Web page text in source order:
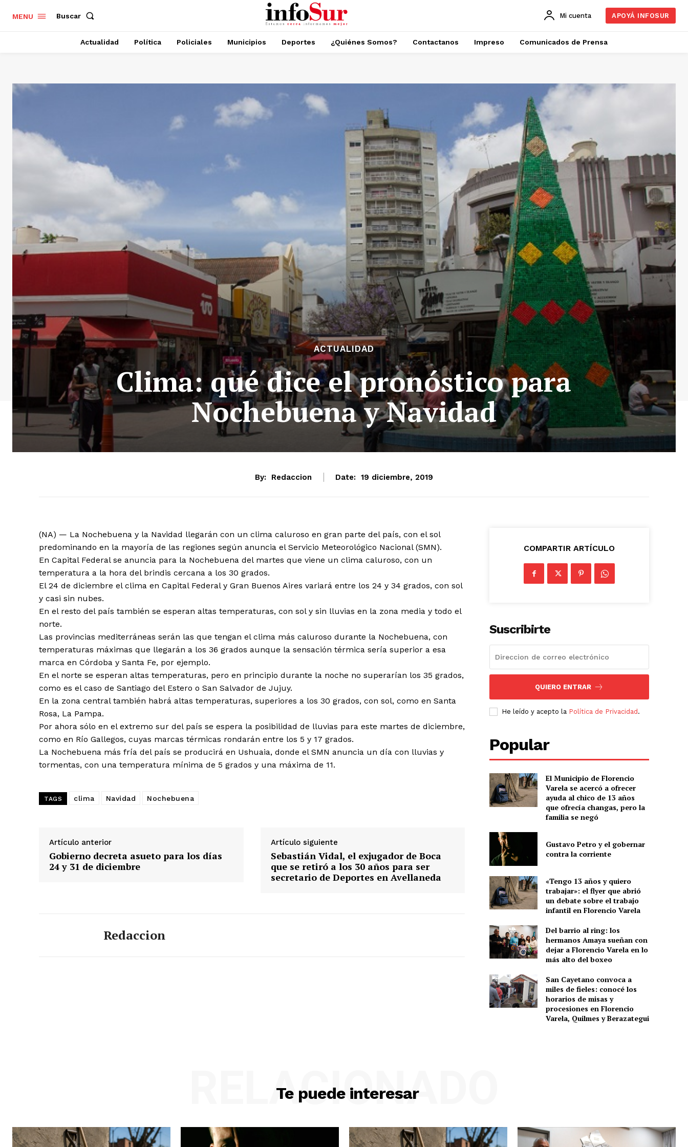
MENU Buscar Mi cuenta APOYÁ INFOSUR
Actualidad Política Policiales Municipios Deportes ¿Quiénes Somos? Contactanos Impreso Comunicados de Prensa
ACTUALIDAD
Clima: qué dice el pronóstico para
Nochebuena y Navidad
By: Redaccion Date: 19 diciembre, 2019
(NA) — La Nochebuena y la Navidad llegarán con un clima caluroso en gran parte del país, con el sol
predominando en la mayoría de las regiones según anuncia el Servicio Meteorológico Nacional (SMN).
En Capital Federal se anuncia para la Nochebuena del martes que viene un clima caluroso, con un
temperatura a la hora del brindis cercana a los 30 grados.
El 24 de diciembre el clima en Capital Federal y Gran Buenos Aires variará entre los 24 y 34 grados, con sol
y casi sin nubes.
En el resto del país también se esperan altas temperaturas, con sol y sin lluvias en la zona media y todo el
norte.
Las provincias mediterráneas serán las que tengan el clima más caluroso durante la Nochebuena, con
temperaturas máximas que llegarán a los 36 grados aunque la sensación térmica sería superior a esa
marca en Córdoba y Santa Fe, por ejemplo.
En el norte se esperan altas temperaturas, pero en principio durante la noche no superarían los 35 grados,
como es el caso de Santiago del Estero o San Salvador de Jujuy.
En la zona central también habrá altas temperaturas, superiores a los 30 grados, con sol, como en Santa
Rosa, La Pampa.
Por ahora sólo en el extremo sur del país se espera la posibilidad de lluvias para este martes de diciembre,
como en Río Gallegos, cuyas marcas térmicas rondarán entre los 5 y 17 grados.
La Nochebuena más fría del país se producirá en Ushuaia, donde el SMN anuncia un día con lluvias y
tormentas, con una temperatura mínima de 5 grados y una máxima de 11.
TAGS clima Navidad Nochebuena
Artículo anterior
Gobierno decreta asueto para los días
24 y 31 de diciembre
Artículo siguiente
Sebastián Vidal, el exjugador de Boca
que se retiró a los 30 años para ser
secretario de Deportes en Avellaneda
Redaccion
COMPARTIR ARTÍCULO
Suscribirte
QUIERO ENTRAR
He leído y acepto la Política de Privacidad .
Popular
El Municipio de Florencio
Varela se acercó a ofrecer
ayuda al chico de 13 años
que ofrecía changas, pero la
familia se negó
Gustavo Petro y el gobernar
contra la corriente
«Tengo 13 años y quiero
trabajar»: el flyer que abrió
un debate sobre el trabajo
infantil en Florencio Varela
Del barrio al ring: los
hermanos Amaya sueñan con
dejar a Florencio Varela en lo
más alto del boxeo
San Cayetano convoca a
miles de fieles: conocé los
horarios de misas y
procesiones en Florencio
Varela, Quilmes y Berazategui
Te puede interesar
RELACIONADO